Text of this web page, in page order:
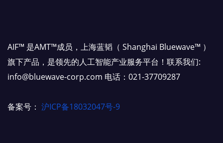
AIF™ 是AMT™成员，上海蓝韬（ Shanghai Bluewave™ ）
旗下产品，是领先的人工智能产业服务平台！联系我们:
info@bluewave-corp.com 电话：021-37709287
备案号： 沪ICP备18032047号-9